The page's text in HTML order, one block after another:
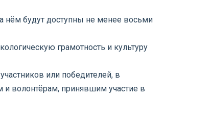
нём будут доступны не менее восьми
грамотность и культуру
или победителей, в
и волонтёрам, принявшим участие в